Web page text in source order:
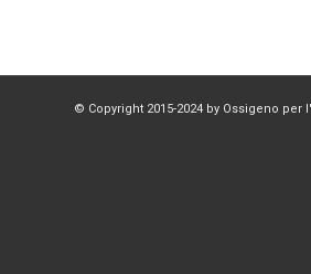
© Copyright 2015-2024 by Ossigeno